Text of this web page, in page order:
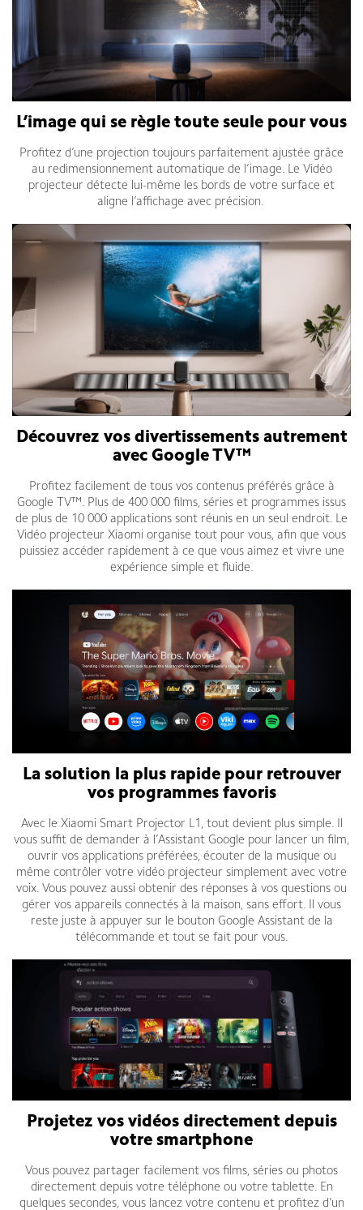
L’image qui se règle toute seule pour vous
Profitez d’une projection toujours parfaitement ajustée grâce
au redimensionnement automatique de l’image. Le Vidéo
projecteur détecte lui-même les bords de votre surface et
aligne l’affichage avec précision.
Découvrez vos divertissements autrement
avec Google TV™
Profitez facilement de tous vos contenus préférés grâce à
Google TV™. Plus de 400 000 films, séries et programmes issus
de plus de 10 000 applications sont réunis en un seul endroit. Le
Vidéo projecteur Xiaomi organise tout pour vous, afin que vous
puissiez accéder rapidement à ce que vous aimez et vivre une
expérience simple et fluide.
La solution la plus rapide pour retrouver
vos programmes favoris
Avec le Xiaomi Smart Projector L1, tout devient plus simple. Il
vous suffit de demander à l’Assistant Google pour lancer un film,
ouvrir vos applications préférées, écouter de la musique ou
même contrôler votre vidéo projecteur simplement avec votre
voix. Vous pouvez aussi obtenir des réponses à vos questions ou
gérer vos appareils connectés à la maison, sans effort. Il vous
reste juste à appuyer sur le bouton Google Assistant de la
télécommande et tout se fait pour vous.
Projetez vos vidéos directement depuis
votre smartphone
Vous pouvez partager facilement vos films, séries ou photos
directement depuis votre téléphone ou votre tablette. En
quelques secondes, vous lancez votre contenu et profitez d’un